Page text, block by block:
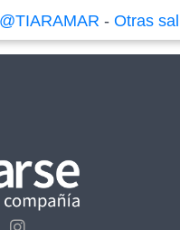
@TIARAMAR -Otras